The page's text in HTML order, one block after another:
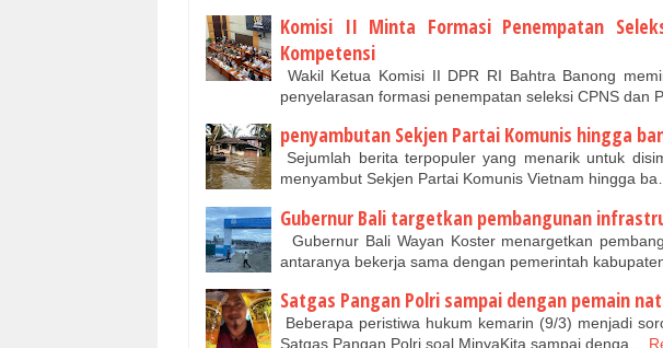
Komisi II Minta Formasi Penempatan
Kompetensi
Wakil Ketua Komisi II DPR RI Bahtra Banong
penyelarasan formasi penempatan seleksi CPNS dan
penyambutan Sekjen Partai Komunis hingga
Sejumlah berita terpopuler yang menarik untuk
menyambut Sekjen Partai Komunis Vietnam hingga ba…
Gubernur Bali targetkan pembangunan
Gubernur Bali Wayan Koster menargetkan
antaranya bekerja sama dengan pemerintah
Satgas Pangan Polri sampai dengan pemain
Beberapa peristiwa hukum kemarin (9/3) menjadi
Satgas Pangan Polri soal MinyaKita sampai denga…